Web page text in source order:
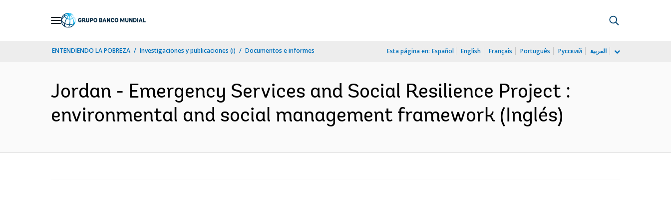
ENTENDIENDO LA POBREZA Investigaciones y publicaciones (i) Documentos e informes Esta página en: Español English Français Português Русский العربية
Jordan - Emergency Services and Social Resilience Project :
environmental and social management framework (Inglés)